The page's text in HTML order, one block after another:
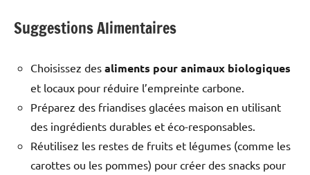
Suggestions Alimentaires
Choisissez des aliments pour animaux biologiques
et locaux pour réduire l’empreinte carbone.
Préparez des friandises glacées maison en utilisant
des ingrédients durables et éco-responsables.
Réutilisez les restes de fruits et légumes (comme les
carottes ou les pommes) pour créer des snacks pour